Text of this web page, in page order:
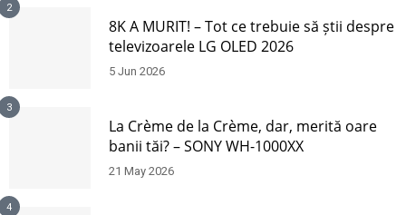
2
8K A MURIT! – Tot ce trebuie să știi despre
televizoarele LG OLED 2026
5 Jun 2026
3
La Crème de la Crème, dar, merită oare
banii tăi? – SONY WH-1000XX
21 May 2026
4